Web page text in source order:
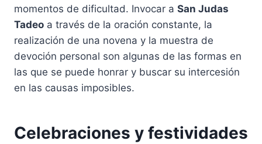
momentos de dificultad. Invocar a San Judas
Tadeo a través de la oración constante, la
realización de una novena y la muestra de
devoción personal son algunas de las formas en
las que se puede honrar y buscar su intercesión
en las causas imposibles.
Celebraciones y festividades